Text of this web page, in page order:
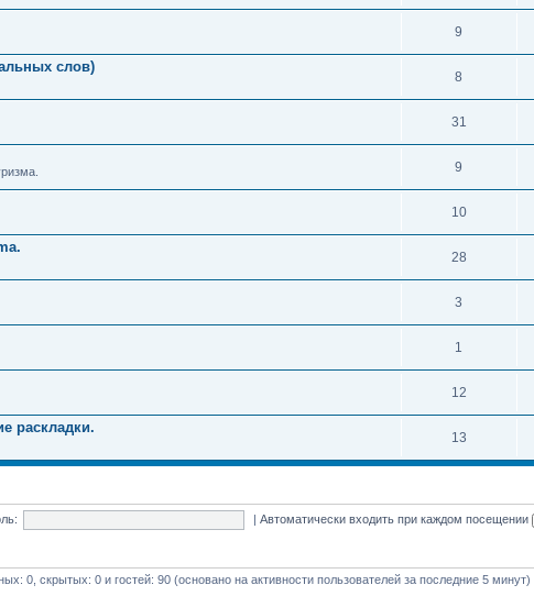
9
слов)
8
31
9
10
28
3
1
12
раскладки.
13
|Автоматически входить при каждом посещении
0, скрытых: 0 и гостей: 90 (основано на активности пользователей за последние 5 минут)